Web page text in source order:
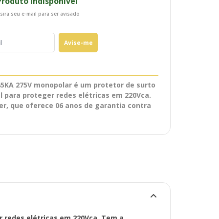
seu e-mail para ser avisado
Avise-me
275V monopolar é um protetor de surto
proteger redes elétricas em 220Vca.
que oferece 06 anos de garantia contra
II, com sistema plug de fácil troca e